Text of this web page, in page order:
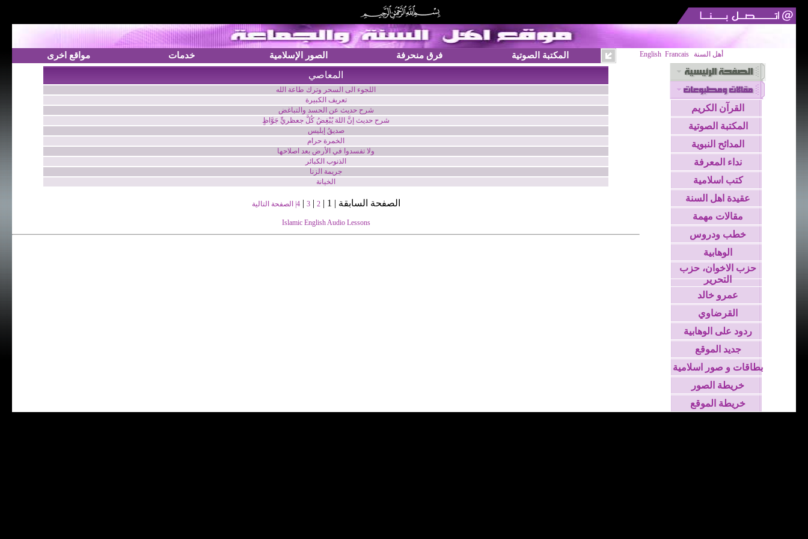
مواقع اخرى خدمات الصور الإسلامية فرق منحرفة المكتبة الصوتية English Francais أهل السنة
المعاصي
اللجوء الى السحر وترك طاعة الله
تعريف الكبيرة
شرح حديث عن الحسد والتباغض
شرح حديث إنَّ اللهَ يُبْغِضُ كُلَّ جعظريٍّ جَوَّاظٍ
صديقُ إبليس
الخمرة حرام
ولا تفسدوا في الأرض بعد اصلاحها
الذنوب الكبائر
جريمة الزنا
الخيانة
الصفحة السابقة | 1 | 2
|
3
|
4 | الصفحة التالية
Islamic English Audio Lessons
القرآن الكريم
المكتبة الصوتية
المدائح النبوية
نداء المعرفة
كتب اسلامية
عقيدة اهل السنة
مقالات مهمة
خطب ودروس
الوهابية
حزب الاخوان، حزب
التحرير
عمرو خالد
القرضاوي
ردود على الوهابية
جديد الموقع
بطاقات و صور اسلامية
خريطة الصور
خريطة الموقع